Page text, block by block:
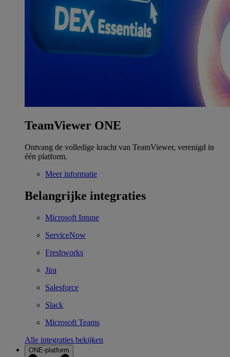
TeamViewer ONE
Ontvang de volledige kracht van TeamViewer, verenigd in
één platform.
Meer informatie
Belangrijke integraties
Microsoft Intune
ServiceNow
Freshworks
Jira
Salesforce
Slack
Microsoft Teams
Alle integraties bekijken
ONE-platform